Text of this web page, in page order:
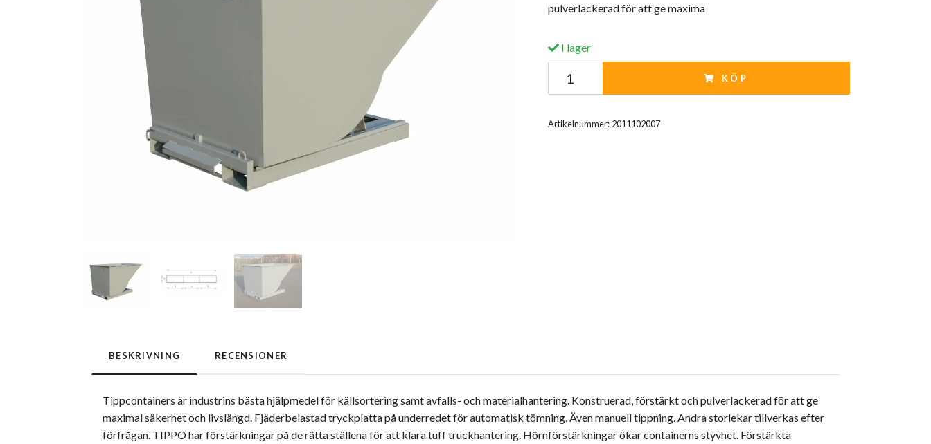
pulverlackerad för att ge maxima
I lager
KÖP
Artikelnummer: 2011102007
BESKRIVNING RECENSIONER
Tippcontainers är industrins bästa hjälpmedel för källsortering samt avfalls- och materialhantering. Konstruerad, förstärkt och pulverlackerad för att ge
maximal säkerhet och livslängd. Fjäderbelastad tryckplatta på underredet för automatisk tömning. Även manuell tippning. Andra storlekar tillverkas efter
förfrågan. TIPPO har förstärkningar på de rätta ställena för att klara tuff truckhantering. Hörnförstärkningar ökar containerns styvhet. Förstärkta